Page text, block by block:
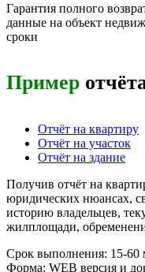
Гарантия полного
данные на объект
сроки
Пример
Отчёт на квартиру
Отчёт на участок
Отчёт на здание
Получив отчёт на
юридических нюансах,
историю владельцев,
жилплощади,
Срок выполнения: 15-60
Форма: WEB версия и